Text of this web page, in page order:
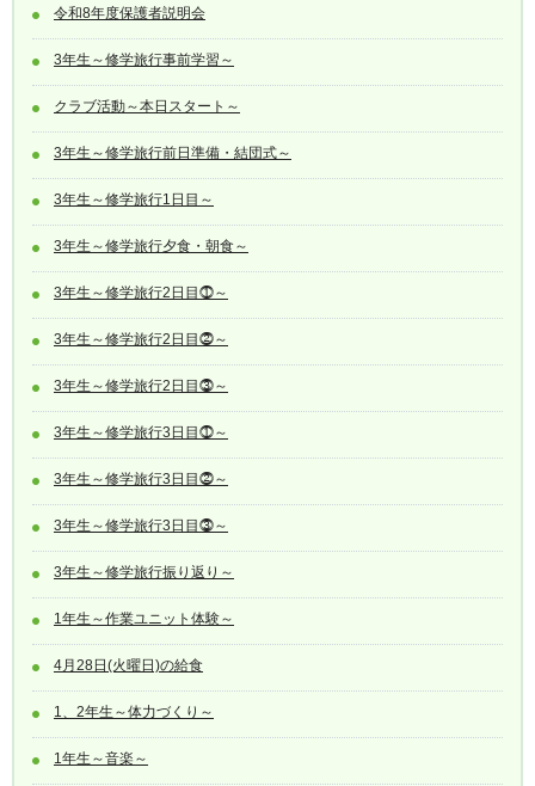
令和8年度保護者説明会
3年生～修学旅行事前学習～
クラブ活動～本日スタート～
3年生～修学旅行前日準備・結団式～
3年生～修学旅行1日目～
3年生～修学旅行夕食・朝食～
3年生～修学旅行2日目⓵～
3年生～修学旅行2日目⓶～
3年生～修学旅行2日目⓷～
3年生～修学旅行3日目⓵～
3年生～修学旅行3日目⓶～
3年生～修学旅行3日目⓷～
3年生～修学旅行振り返り～
1年生～作業ユニット体験～
4月28日(火曜日)の給食
1、2年生～体力づくり～
1年生～音楽～